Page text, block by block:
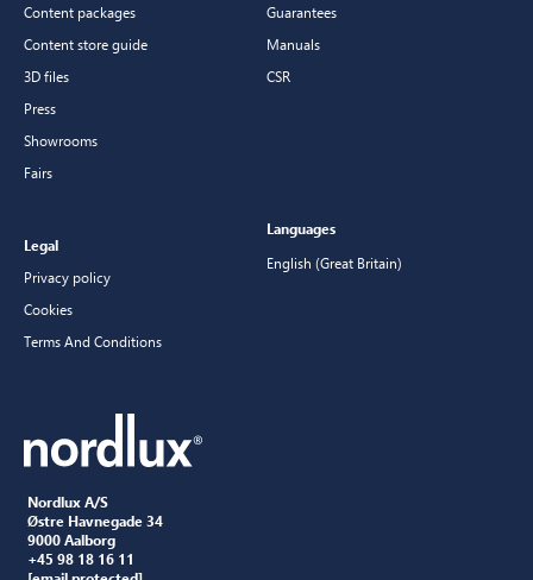
Nordlux A/S
Østre Havnegade 34
9000 Aalborg
+45 98 18 16 11
Content packages
Content store guide
3D files
Press
Showrooms
Fairs
Guarantees
Manuals
CSR
Legal
Privacy policy
Cookies
Terms And Conditions
Languages
English (Great Britain)